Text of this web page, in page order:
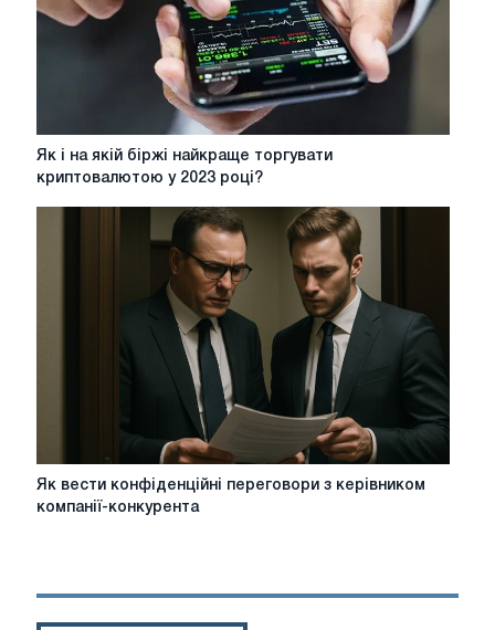
металами?
Як
Як і на якій біржі найкраще торгувати
криптовалютою у 2023 році?
Як
керівником
Як вести конфіденційні переговори з керівником
компанії-конкурента